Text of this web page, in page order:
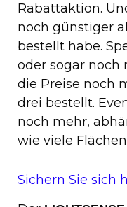
Rabattaktion.
noch günstiger
bestellt habe.
oder sogar noch
die Preise noch
drei bestellt.
noch mehr,
wie viele
Sichern Sie sich